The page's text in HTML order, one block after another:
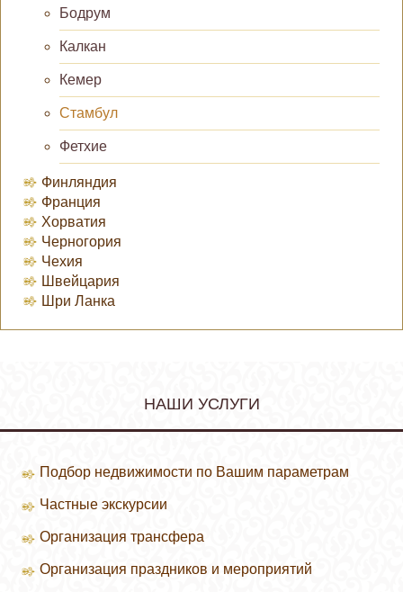
Бодрум
Калкан
Кемер
Стамбул
Фетхие
Финляндия
Франция
Хорватия
Черногория
Чехия
Швейцария
Шри Ланка
НАШИ УСЛУГИ
Подбор недвижимости по Вашим параметрам
Частные экскурсии
Организация трансфера
Организация праздников и мероприятий